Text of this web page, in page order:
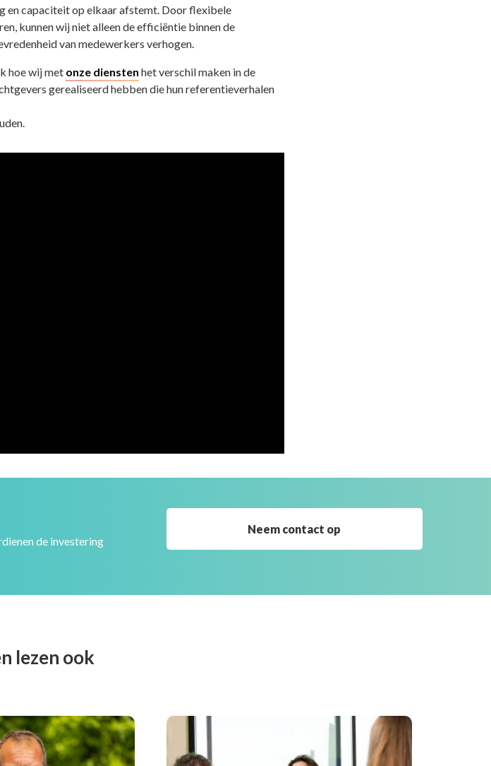
en capaciteit op elkaar afstemt. Door flexibele
kunnen wij niet alleen de efficiëntie binnen de
van medewerkers verhogen.
hoe wij met onze diensten het verschil maken in de
gerealiseerd hebben die hun referentieverhalen
de investering
Neem contact op
lezen ook